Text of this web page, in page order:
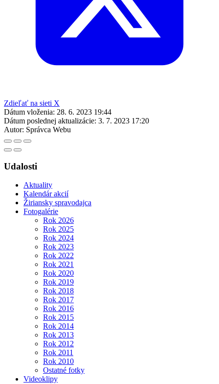
Zdieľať na sieti X
Dátum vloženia: 28. 6. 2023 19:44
Dátum poslednej aktualizácie: 3. 7. 2023 17:20
Autor: Správca Webu
Udalosti
Aktuality
Kalendár akcií
Žiriansky spravodajca
Fotogalérie
Rok 2026
Rok 2025
Rok 2024
Rok 2023
Rok 2022
Rok 2021
Rok 2020
Rok 2019
Rok 2018
Rok 2017
Rok 2016
Rok 2015
Rok 2014
Rok 2013
Rok 2012
Rok 2011
Rok 2010
Ostatné fotky
Videoklipy